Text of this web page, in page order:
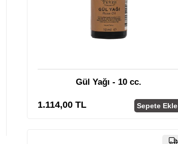
Gül Yağı - 10 cc.
1.114,00 TL Sepete Ekle